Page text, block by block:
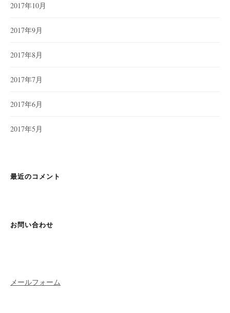
2017年10月
2017年9月
2017年8月
2017年7月
2017年6月
2017年5月
最近のコメント
お問い合わせ
メールフォーム